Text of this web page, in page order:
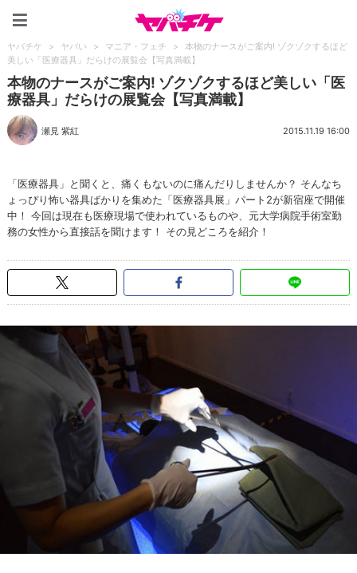
ヤバチケ > ヤバい > マニア・フェチ >
本物のナースがご案内! ゾクゾクするほど
美しい「医療器具」だらけの展覧会【写真満載】
本物のナースがご案内! ゾクゾクするほど美しい「医
療器具」だらけの展覧会【写真満載】
瀬見 紫紅 2015.11.19 16:00
「医療器具」と聞くと、痛くもないのに痛んだりしませんか？ そんなち
ょっぴり怖い器具ばかりを集めた「医療器具展」パート2が新宿座で開催
中！ 今回は現在も医療現場で使われているものや、元大学病院手術室勤
務の女性から直接話を聞けます！ その見どころを紹介！